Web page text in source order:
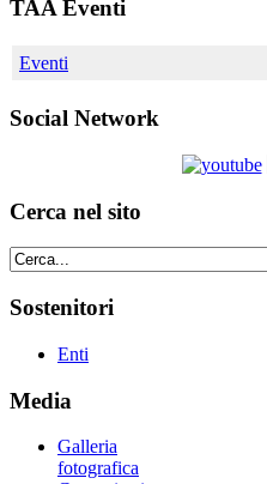
TAA Eventi
Eventi
Social Network
Cerca nel sito
Sostenitori
Enti
Media
Galleria
fotografica